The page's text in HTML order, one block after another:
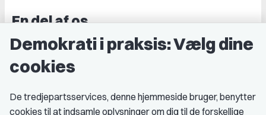
En del af os
Grupper og kredse
Studenterorganisationer
Demokrati i praksis: Vælg dine
cookies
De tredjepartsservices, denne hjemmeside bruger, benytter
cookies til at indsamle oplysninger om dig til de forskellige